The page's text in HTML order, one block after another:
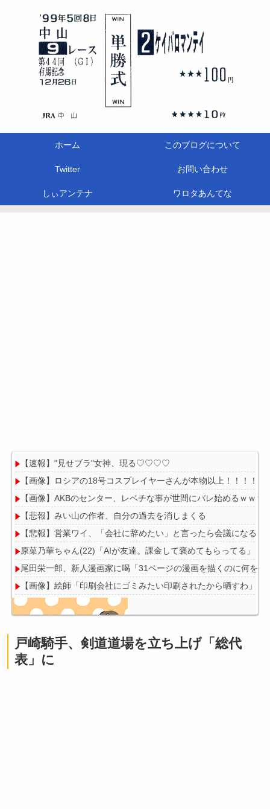
ホーム このブログについて
Twitter お問い合わせ
しぃアンテナ ワロタあんてな
【速報】"見せブラ"女神、現る♡♡♡♡
【画像】ロシアの18号コスプレイヤーさんが本物以上！！！！
【画像】AKBのセンター、レベチな事が世間にバレ始めるｗｗｗ
【悲報】みい山の作者、自分の過去を消しまくる
【悲報】営業ワイ、「会社に辞めたい」と言ったら会議になる・
原菜乃華ちゃん(22)「AIが友達。課金して褒めてもらってる」
尾田栄一郎、新人漫画家に喝「31ページの漫画を描くのに何を
【画像】絵師「印刷会社にゴミみたい印刷されたから晒すわ」→
Powered by livedoor 相互RSS
戸崎騎手、剣道道場を立ち上げ「総代
表」に